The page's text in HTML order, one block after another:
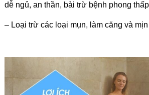
dễ ngủ, an thần, bài trừ bệnh phong
– Loại trừ các loại mụn, làm căng và mịn